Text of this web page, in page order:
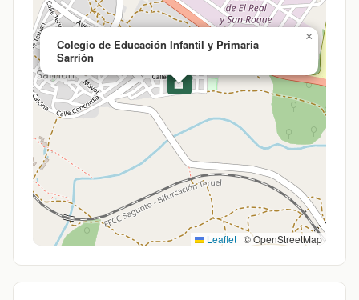
🏫
Colegio de Educación Infantil y Primaria
Sarrión
×
Leaflet | © OpenStreetMap